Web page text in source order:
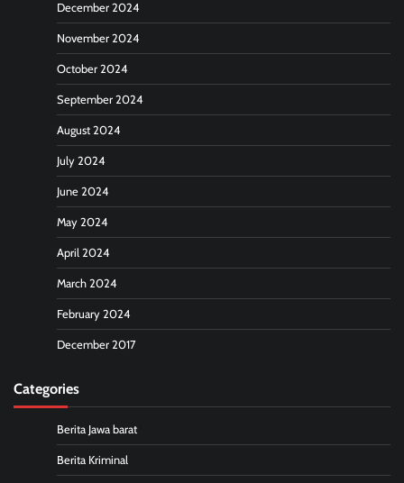
December 2024
November 2024
October 2024
September 2024
August 2024
July 2024
June 2024
May 2024
April 2024
March 2024
February 2024
December 2017
Categories
Berita Jawa barat
Berita Kriminal